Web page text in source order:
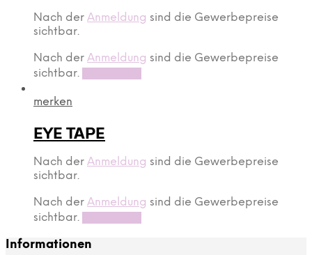
Nach der Anmeldung sind die Gewerbepreise
sichtbar.
Nach der Anmeldung sind die Gewerbepreise
sichtbar.
merken
EYE TAPE
Nach der Anmeldung sind die Gewerbepreise
sichtbar.
Nach der Anmeldung sind die Gewerbepreise
sichtbar.
Informationen